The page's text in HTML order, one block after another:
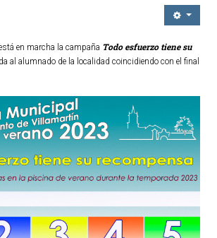
y Asistenciales
en marcha la campaña Todo esfuerzo tiene su
al alumnado de la localidad coincidiendo con el final